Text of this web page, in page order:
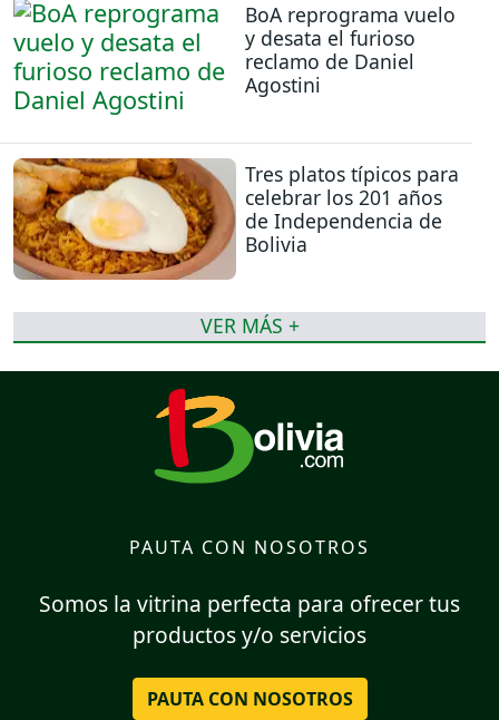
BoA reprograma vuelo
y desata el furioso
reclamo de Daniel
Agostini
Tres platos típicos para
celebrar los 201 años
de Independencia de
Bolivia
VER MÁS +
PAUTA CON NOSOTROS
Somos la vitrina perfecta para ofrecer tus
productos y/o servicios
PAUTA CON NOSOTROS